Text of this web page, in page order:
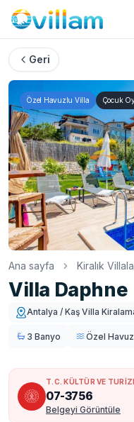
Geri
Özel Havuzlu Villa Çocuk
Ana sayfa Kiralık
Villa Daphne
Antalya / Kaş Villa
3 Banyo Özel Havuz
T.C. KÜLTÜR VE
07-3756
Belgeyi Görüntüle